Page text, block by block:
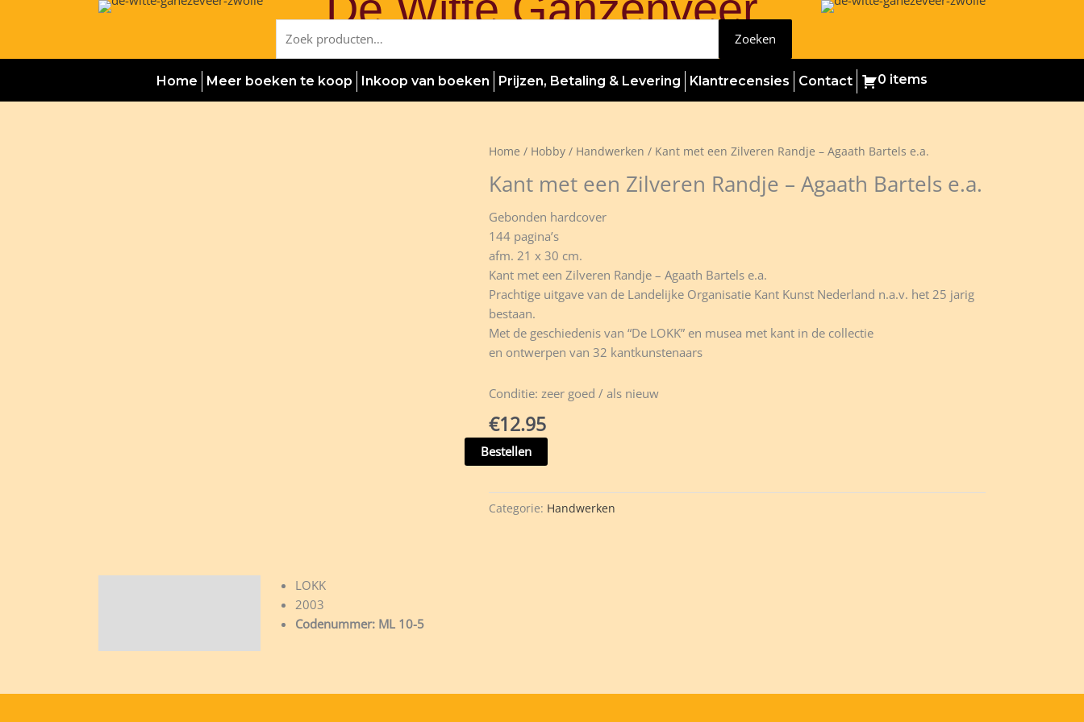
naar:
Zoeken
Home Meer boeken te koop Inkoop van boeken Prijzen, Betaling & Levering Klantrecensies Contact 0 items
Home / Hobby / Handwerken / Kant met een Zilveren Randje – Agaath Bartels e.a.
Kant met een Zilveren Randje – Agaath Bartels e.a.
Gebonden hardcover
144 pagina’s
afm. 21 x 30 cm.
Kant met een Zilveren Randje – Agaath Bartels e.a.
Prachtige uitgave van de Landelijke Organisatie Kant Kunst Nederland n.a.v. het 25 jarig
bestaan.
Met de geschiedenis van “De LOKK” en musea met kant in de collectie
en ontwerpen van 32 kantkunstenaars
Conditie: zeer goed / als nieuw
€12.95
met
Zilveren
Bestellen
Categorie: Handwerken
LOKK
2003
Codenummer: ML 10-5